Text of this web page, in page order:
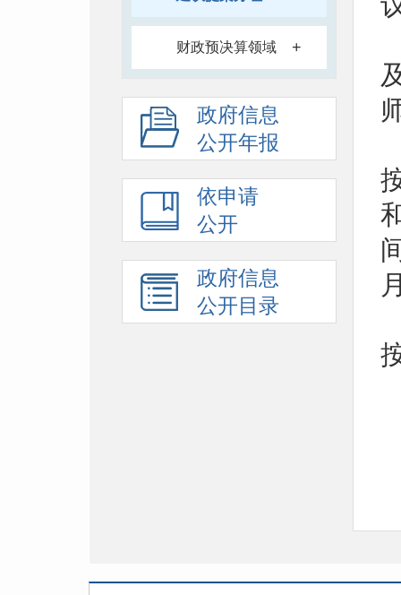
财政预决算领域 +
政府信息
公开年报
依申请
公开
政府信息
公开目录